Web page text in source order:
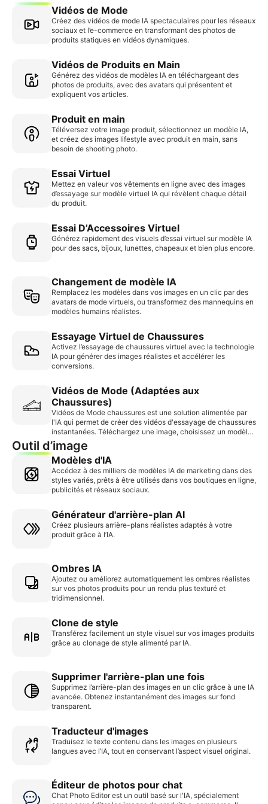
Vidéos de Mode
Créez des vidéos de mode IA spectaculaires pour les réseaux
sociaux et l’e-commerce en transformant des photos de
produits statiques en vidéos dynamiques.
Vidéos de Produits en Main
Générez des vidéos de modèles IA en téléchargeant des
photos de produits, avec des avatars qui présentent et
expliquent vos articles.
Produit en main
Téléversez votre image produit, sélectionnez un modèle IA,
et créez des images lifestyle avec produit en main, sans
besoin de shooting photo.
Essai Virtuel
Mettez en valeur vos vêtements en ligne avec des images
d’essayage sur modèle virtuel IA qui révèlent chaque détail
du produit.
Essai D’Accessoires Virtuel
Générez rapidement des visuels d’essai virtuel sur modèle IA
pour des sacs, bijoux, lunettes, chapeaux et bien plus encore.
Changement de modèle IA
Remplacez les modèles dans vos images en un clic par des
avatars de mode virtuels, ou transformez des mannequins en
modèles humains réalistes.
Essayage Virtuel de Chaussures
Activez l’essayage de chaussures virtuel avec la technologie
IA pour générer des images réalistes et accélérer les
conversions.
Vidéos de Mode (Adaptées aux
Chaussures)
Vidéos de Mode chaussures est une solution alimentée par
l'IA qui permet de créer des vidéos d'essayage de chaussures
instantanées. Téléchargez une image, choisissez un modèle,
et générez rapidement du contenu utilisable sans filigrane,
favorisant l'interaction et augmentant les taux de conversion
des ventes.
Outil d’image
Modèles d'IA
Accédez à des milliers de modèles IA de marketing dans des
styles variés, prêts à être utilisés dans vos boutiques en ligne,
publicités et réseaux sociaux.
Générateur d'arrière-plan AI
Créez plusieurs arrière-plans réalistes adaptés à votre
produit grâce à l’IA.
Ombres IA
Ajoutez ou améliorez automatiquement les ombres réalistes
sur vos photos produits pour un rendu plus texturé et
tridimensionnel.
Clone de style
Transférez facilement un style visuel sur vos images produits
grâce au clonage de style alimenté par IA.
Supprimer l'arrière-plan une fois
Supprimez l’arrière-plan des images en un clic grâce à une IA
avancée. Obtenez instantanément des images sur fond
transparent.
Traducteur d'images
Traduisez le texte contenu dans les images en plusieurs
langues avec l’IA, tout en conservant l’aspect visuel original.
Éditeur de photos pour chat
Chat Photo Editor est un outil basé sur l'IA, spécialement